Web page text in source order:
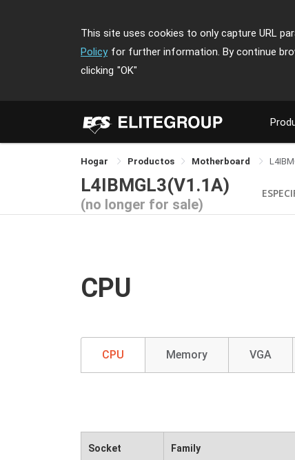
This site uses cookies to only capture URL
Policy for further information. By continue
clicking "OK"
Hogar Productos Motherboard
L4IBMGL3(V1.1A)
(no longer for sale)
CPU
CPU Memory VGA
Socket Family